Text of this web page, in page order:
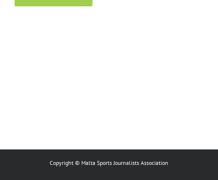
Copyright © Malta Sports Journalists Association